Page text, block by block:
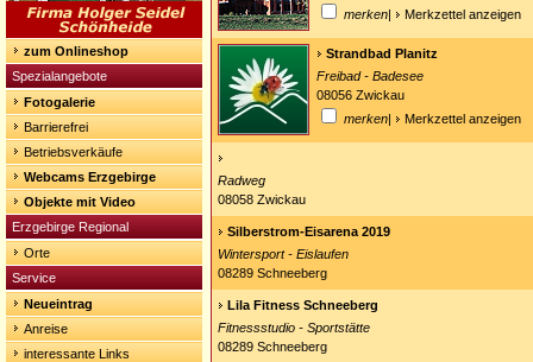
zum Onlineshop
Spezialangebote
Fotogalerie
Barrierefrei
Betriebsverkäufe
Webcams Erzgebirge
Objekte mit Video
Erzgebirge Regional
Orte
Service
Neueintrag
Anreise
interessante Links
merken| Merkzettel anzeigen
Strandbad Planitz
Freibad - Badesee
08056 Zwickau
merken| Merkzettel anzeigen
Radweg
08058 Zwickau
Silberstrom-Eisarena 2019
Wintersport - Eislaufen
08289 Schneeberg
Lila Fitness Schneeberg
Fitnessstudio - Sportstätte
08289 Schneeberg